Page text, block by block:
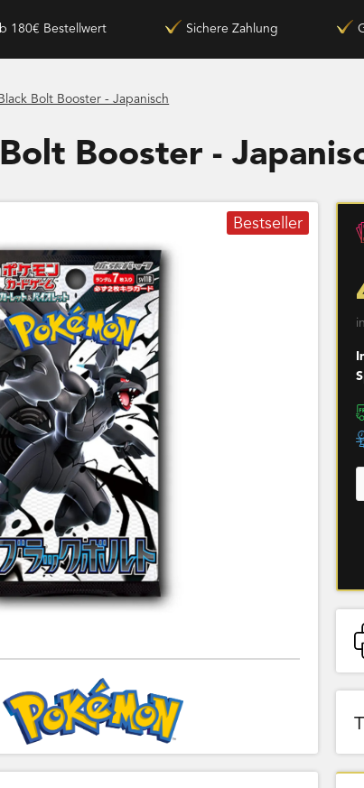
180€ Bestellwert Sichere Zahlung
Bolt Booster - Japanisch
Booster -
Bestseller